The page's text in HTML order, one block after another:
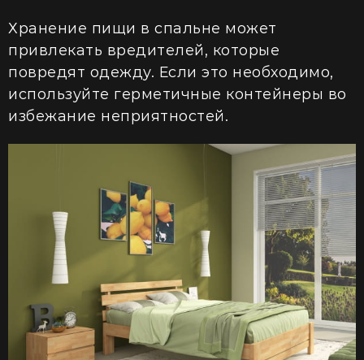
Хранение пищи в спальне может
привлекать вредителей, которые
повредят одежду. Если это необходимо,
используйте герметичные контейнеры во
избежание неприятностей.